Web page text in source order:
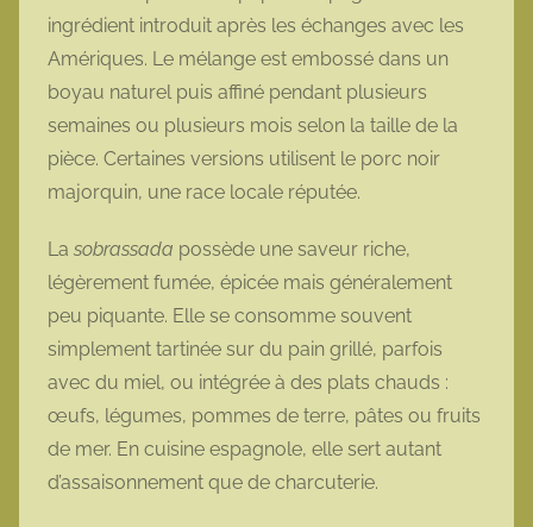
ingrédient introduit après les échanges avec les
Amériques. Le mélange est embossé dans un
boyau naturel puis affiné pendant plusieurs
semaines ou plusieurs mois selon la taille de la
pièce. Certaines versions utilisent le porc noir
majorquin, une race locale réputée.
La sobrassada possède une saveur riche,
légèrement fumée, épicée mais généralement
peu piquante. Elle se consomme souvent
simplement tartinée sur du pain grillé, parfois
avec du miel, ou intégrée à des plats chauds :
œufs, légumes, pommes de terre, pâtes ou fruits
de mer. En cuisine espagnole, elle sert autant
d’assaisonnement que de charcuterie.